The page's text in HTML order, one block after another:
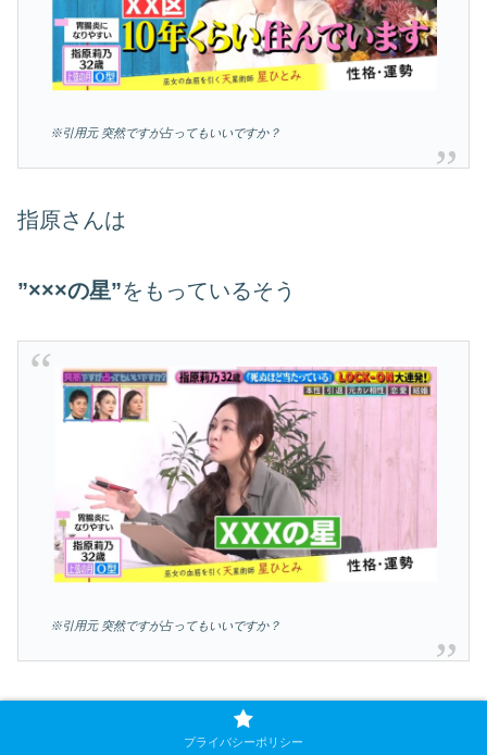
※引用元 突然ですが占ってもいいですか？
指原さんは
”×××の星”をもっているそう
※引用元 突然ですが占ってもいいですか？
×××の星は家に近いそうです
プライバシーポリシー